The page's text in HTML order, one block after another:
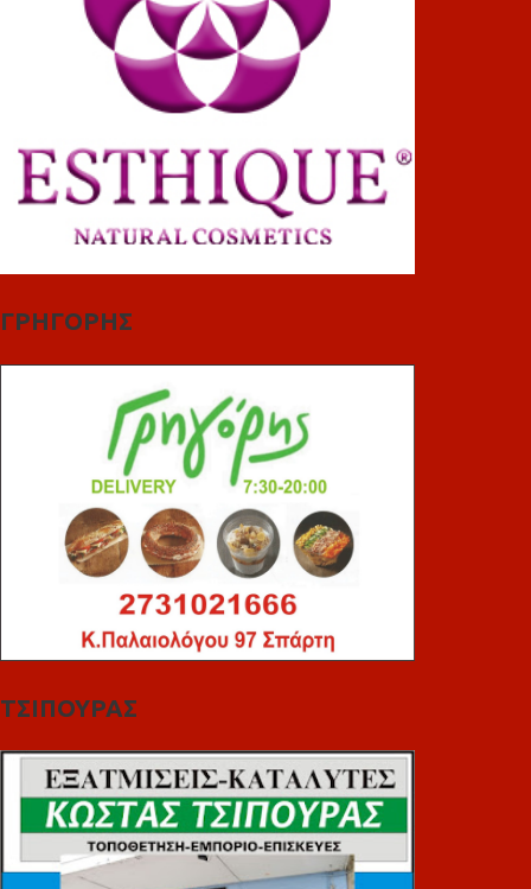
ΓΡΗΓΟΡΗΣ
ΤΣΙΠΟΥΡΑΣ